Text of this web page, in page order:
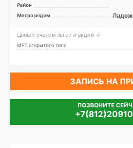
Район
Метро рядом
Цены с учетом льгот и акций ↓
МРТ открытого типа
ЗАПИСЬ НА
ПОЗВОНИТЕ